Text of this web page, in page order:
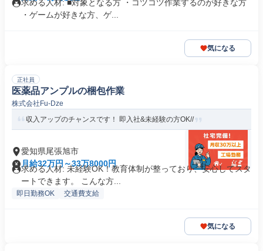
求める人材: ■対象となる方 ・コツコツ作業するのが好きな方
・ゲームが好きな方、ゲ...
気になる
正社員
医薬品アンプルの梱包作業
株式会社Fu-Dze
収入アップのチャンスです！ 即入社&未経験の方OK//
愛知県尾張旭市
月給32万円～33万8000円
求める人材: 未経験OK！教育体制が整っており、安心してスタ
ートできます。 こんな方...
即日勤務OK 交通費支給
気になる